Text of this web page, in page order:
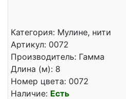
Категория: Мулине, нити
Артикул: 0072
Производитель: Гамма
Длина (м): 8
Номер цвета: 0072
Наличие: Есть